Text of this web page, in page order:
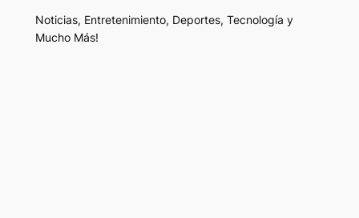
Noticias, Entretenimiento, Deportes, Tecnología y
Mucho Más!